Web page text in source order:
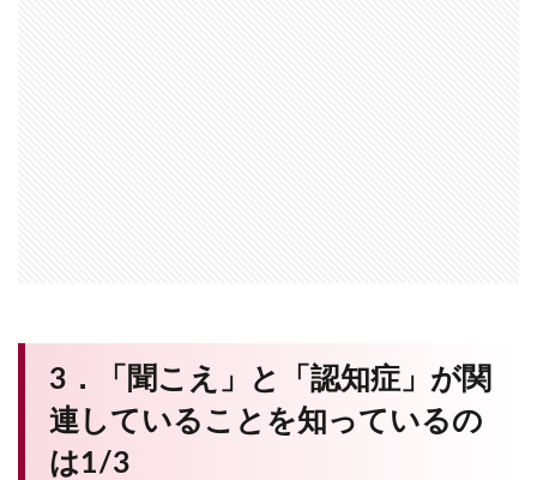
3．「聞こえ」と「認知症」が関
連していることを知っているの
は1/3